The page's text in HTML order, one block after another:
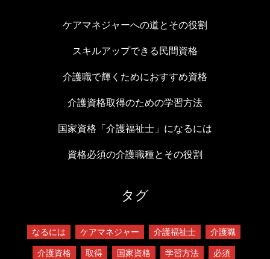
ケアマネジャーへの道とその役割
スキルアップできる民間資格
介護職で輝くためにおすすめ資格
介護資格取得のための学習方法
国家資格「介護福祉士」になるには
資格必須の介護職種とその役割
タグ
なるには ケアマネジャー 介護福祉士
介護職
介護資格
取得 国家資格 学習方法
必須